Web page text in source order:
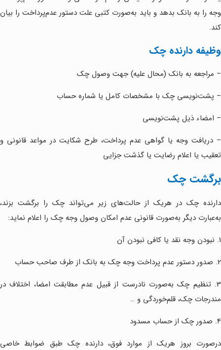
وجه را به بانک بدهد و باید به‌صورت کتبی علت دستور عدم‌پرداخت را بیان
کند‌.
وظیفه دارنده چک
– مراجعه به بانک (محال علیه) جهت وصول چک
– پشت‌نویسی چک با مشخصات کامل یا شماره حساب
– امضاء ذیل پشت‌نویسی
– دریافت وجه یا گواهی عدم پرداخت، طرح شکایت در مواعد قانونی و
تعقیب یا اعلام رضایت یا گذشت جزایی
برگشت چک
دارنده چک در هریک از حالت‌های زیر می‌تواند چک را برگشت بزند،
به‌عبارت دیگر به‌صورت قانونی عدم امکان وصول وجه چک را اعلام نماید:
1. نبودن وجه نقد یا کافی نبودن آن
2. صدور دستور عدم پرداخت وجه چک به بانک از طرف صاحب حساب
3. تنظیم چک به‌صورت نادرست از قبیل عدم مطابقت امضا، اختلاف در
مندرجات چک، قلم‌خوردگی و …
4. صدور چک از حساب مسدود
درصورت بروز هریک از موارد فوق، دارنده چک طبق ضوابط خاصی